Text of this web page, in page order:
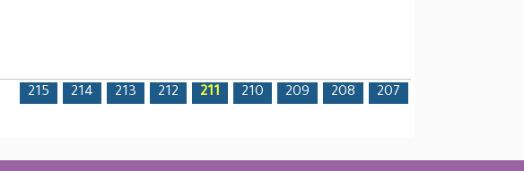
الصفحات
207
208
209
210
211
212
213
214
215